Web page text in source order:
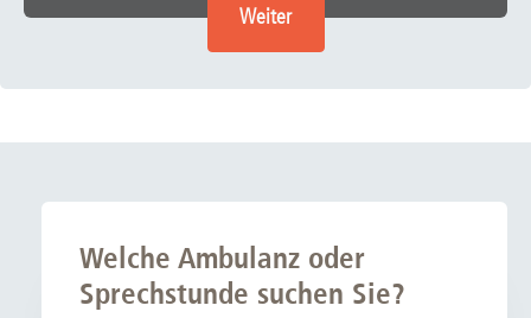
Weiter
Welche Ambulanz oder
Sprechstunde suchen Sie?